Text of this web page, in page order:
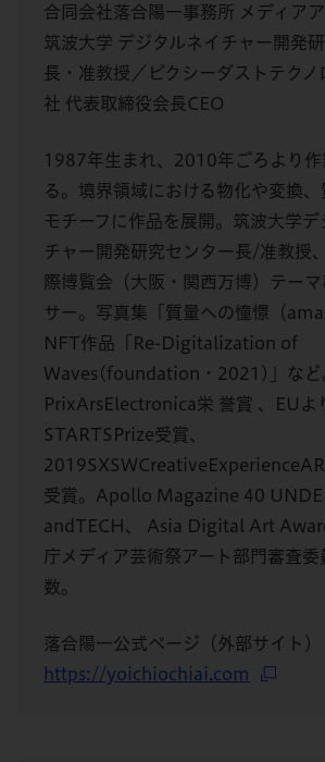
合同会社落合陽一事務所 メディア
筑波大学 デジタルネイチャー開発
長・准教授／ピクシーダストテクノ
社 代表取締役会長CEO
1987年生まれ、2010年ごろより作
る。境界領域における物化や変換
モチーフに作品を展開。筑波大学デ
チャー開発研究センター長/准教授
際博覧会（大阪・関西万博）テー
サー。写真集「質量への憧憬（
NFT作品「Re-Digitalization of
Waves(foundation・2021)」など
PrixArsElectronica栄 誉賞 、EUよ
STARTSPrize受賞、
受賞。Apollo Magazine 40
andTECH、 Asia Digital Art
庁メディア芸術祭アート部門審査
数。
落合陽一公式ページ（外部サイト）
https://yoichiochiai.com